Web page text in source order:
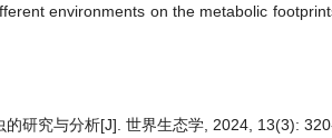
environments on the metabolic
研究与分析[J]. 世界生态学, 2024, 13(3):